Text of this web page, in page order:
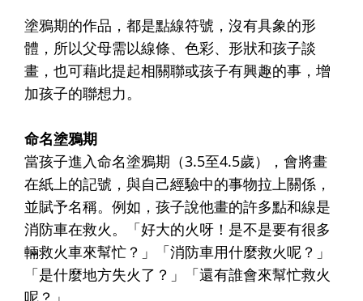
塗鴉期的作品，都是點線符號，沒有具象的形
體，所以父母需以線條、色彩、形狀和孩子談
畫，也可藉此提起相關聯或孩子有興趣的事，增
加孩子的聯想力。
命名塗鴉期
當孩子進入命名塗鴉期（3.5至4.5歲），會將畫
在紙上的記號，與自己經驗中的事物拉上關係，
並賦予名稱。例如，孩子說他畫的許多點和線是
消防車在救火。「好大的火呀！是不是要有很多
輛救火車來幫忙？」「消防車用什麼救火呢？」
「是什麼地方失火了？」「還有誰會來幫忙救火
呢？」